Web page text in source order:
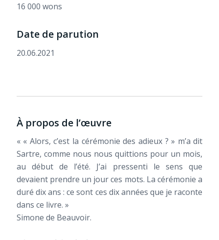
16 000 wons
Date de parution
20.06.2021
À propos de l’œuvre
« « Alors, c’est la cérémonie des adieux ? » m’a dit
Sartre, comme nous nous quittions pour un mois,
au début de l’été. J’ai pressenti le sens que
devaient prendre un jour ces mots. La cérémonie a
duré dix ans : ce sont ces dix années que je raconte
dans ce livre. »
Simone de Beauvoir.